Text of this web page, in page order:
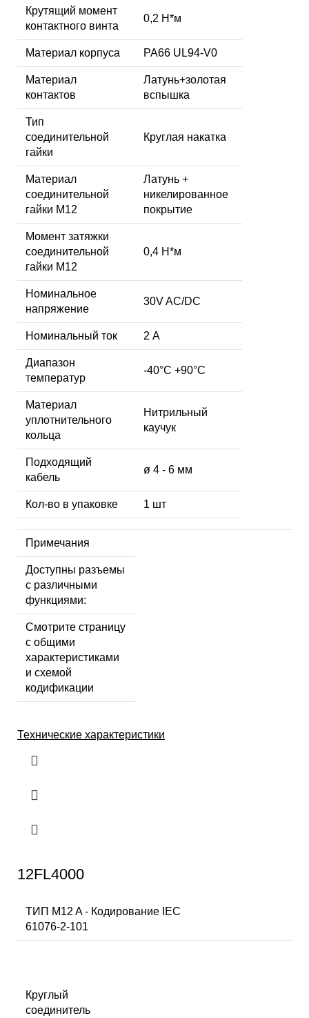
Крутящий момент
контактного винта
0,2 Н*м
Материал корпуса PA66 UL94-V0
Материал
контактов
Латунь+золотая
вспышка
Тип
соединительной
гайки
Круглая накатка
Материал
соединительной
гайки M12
Латунь +
никелированное
покрытие
Момент затяжки
соединительной
гайки M12
0,4 Н*м
Номинальное
напряжение
30V AC/DC
Номинальный ток 2 А
Диапазон
температур
-40°C +90°C
Материал
уплотнительного
кольца
Нитрильный
каучук
Подходящий
кабель
ø 4 - 6 мм
Кол-во в упаковке 1 шт
Примечания
Доступны разъемы
с различными
функциями:
Смотрите страницу
с общими
характеристиками
и схемой
кодификации
Технические характеристики
12FL4000
ТИП M12 A - Кодирование IEC
61076-2-101
Круглый
соединитель